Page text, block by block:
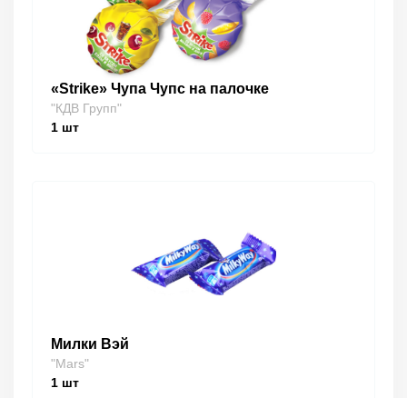
«Strike» Чупа Чупс на палочке
"КДВ Групп"
1 шт
Милки Вэй
"Mars"
1 шт